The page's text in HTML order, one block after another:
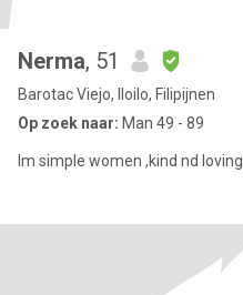
Nerma, 51
Barotac Viejo, Iloilo, Filipijnen
Op zoek naar: Man 49 - 89
Im simple women ,kind nd